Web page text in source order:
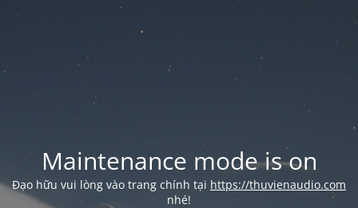
Maintenance mode is on
Đạo hữu vui lòng vào trang chính tại https://thuvienaudio.com
nhé!